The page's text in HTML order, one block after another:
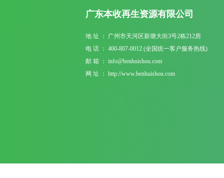
广东本收再生资源有限公司
地 址 ： 广州市天河区新塘大街3号2栋212房
电 话 ： 400-807-0012 (全国统一客户服务热线)
邮 箱 ： info@benhuishou.com
网 址 ： http://www.benhuishou.com